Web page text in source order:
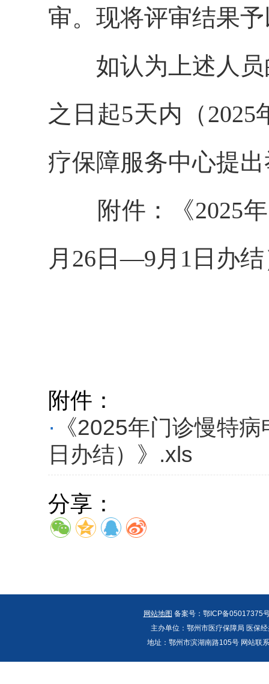
审。现将评审结果
如认为上述人员
之日起5天内（2025
疗保障服务中心提
附件：《2025年
月26日—9月1日办
附件：
· 《2025年门诊慢特
日办结）》.xls
分享：
网站地图 备案号：鄂ICP备05017375
主办单位：鄂州市医疗保障局 医保
地址：鄂州市滨湖南路105号 网站